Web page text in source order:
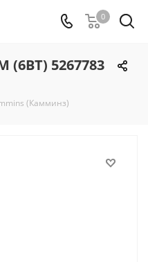
0
(6ВТ) 5267783
(Камминз)